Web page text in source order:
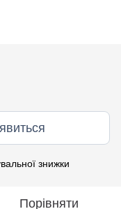
знижки
Порівняти